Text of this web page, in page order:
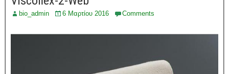
bio_admin 6 Μαρτίου 2016 Comments